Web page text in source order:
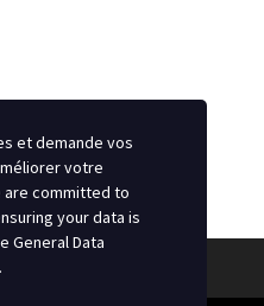
et demande vos
votre
are committed to
your data is
General Data
.